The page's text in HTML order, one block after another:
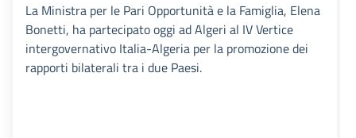
La Ministra per le Pari Opportunità e la Famiglia, Elena
Bonetti, ha partecipato oggi ad Algeri al IV Vertice
intergovernativo Italia-Algeria per la promozione dei
rapporti bilaterali tra i due Paesi.